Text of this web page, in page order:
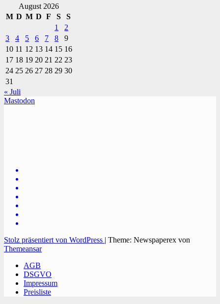
August 2026
M D M D F S
S
1
2
3
4 5 6 7 8
9
10 11 12 13 14 15 16
17 18 19 20 21 22 23
24 25 26 27 28 29 30
31
« Juli
Mastodon
Stolz präsentiert von WordPress | Theme: Newspaperex von
Themeansar
AGB
DSGVO
Impressum
Preisliste